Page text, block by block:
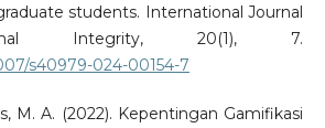
students. International Journal
Integrity, 20(1), 7.
s40979-024-00154-7
M. A. (2022). Kepentingan Gamifikasi